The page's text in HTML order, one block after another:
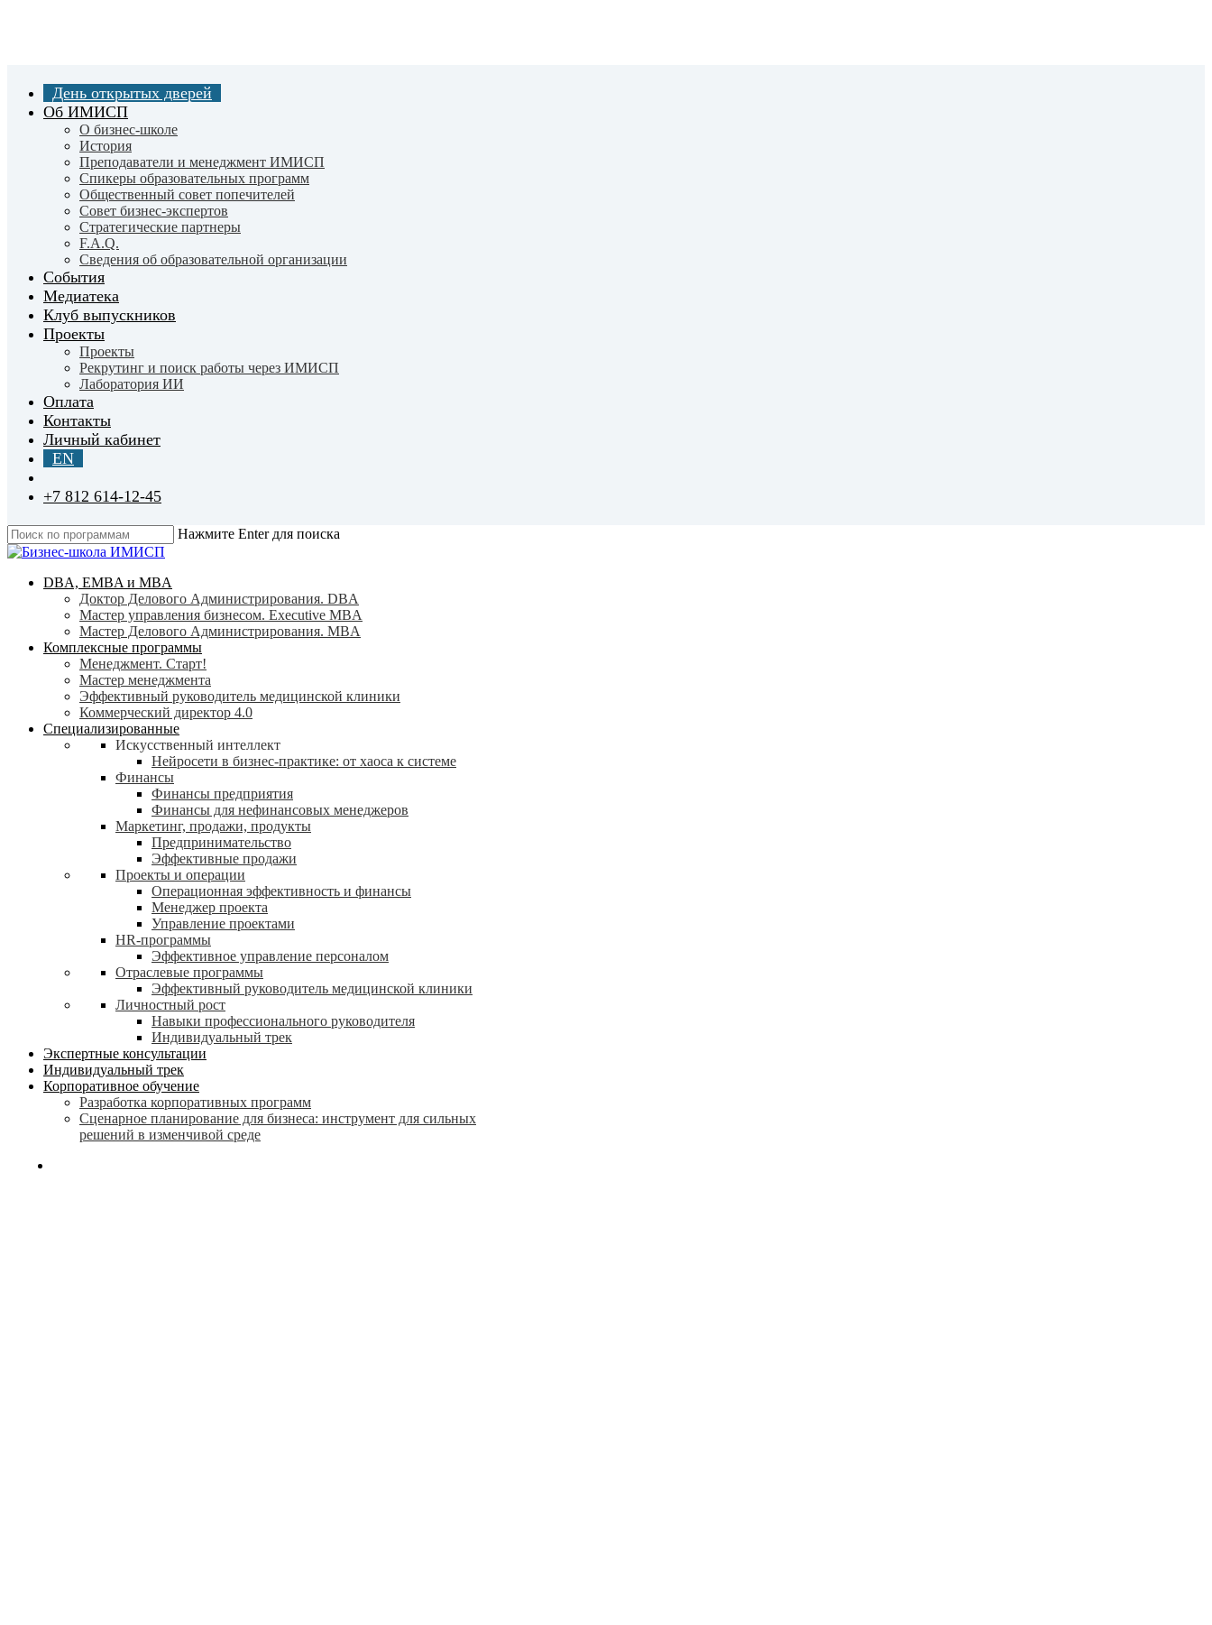
День открытых дверей
Об ИМИСП
О бизнес-школе
История
Преподаватели и менеджмент ИМИСП
Спикеры образовательных программ
Общественный совет попечителей
Совет бизнес-экспертов
Cтратегические партнеры
F.A.Q.
Сведения об образовательной организации
События
Медиатека
Клуб выпускников
Проекты
Проекты
Рекрутинг и поиск работы через ИМИСП
Лаборатория ИИ
Оплата
Контакты
Личный кабинет
EN
+7 812 614-12-45
Нажмите Enter для поиска
Close
search
Menu
DBA, EMBA и MBA
Доктор Делового Администрирования. DBA
Мастер управления бизнесом. Executive MBA
Мастер Делового Администрирования. MBA
Комплексные программы
Менеджмент. Старт!
Мастер менеджмента
Эффективный руководитель медицинской клиники
Коммерческий директор 4.0
Специализированные
Искусственный интеллект
Нейросети в бизнес-практике: от хаоса к системе
Финансы
Финансы предприятия
Финансы для нефинансовых менеджеров
Маркетинг, продажи, продукты
Предпринимательство
Эффективные продажи
Проекты и операции
Операционная эффективность и финансы
Менеджер проекта
Управление проектами
HR-программы
Эффективное управление персоналом
Отраслевые программы
Эффективный руководитель медицинской клиники
Личностный рост
Навыки профессионального руководителя
Индивидуальный трек
Экспертные консультации
Индивидуальный трек
Корпоративное обучение
Разработка корпоративных программ
Сценарное планирование для бизнеса: инструмент для сильных
решений в изменчивой среде